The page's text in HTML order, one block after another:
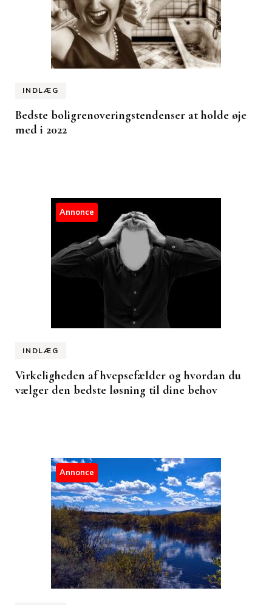
INDLÆG
Bedste boligrenoveringstendenser at holde øje
med i 2022
Annonce
INDLÆG
Virkeligheden af hvepsefælder og hvordan du
vælger den bedste løsning til dine behov
Annonce